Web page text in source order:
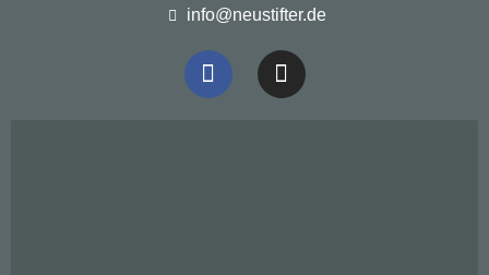
info@neustifter.de
Gehäusebrunnen